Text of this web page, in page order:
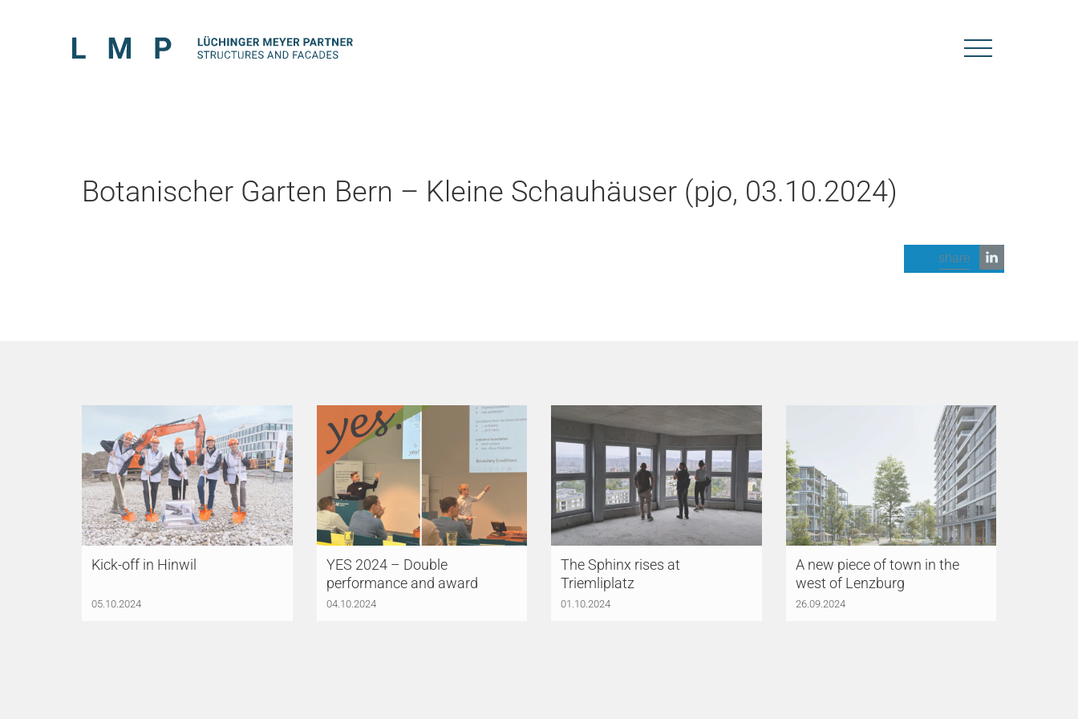
Botanischer Garten Bern – Kleine Schauhäuser (pjo, 03.10.2024)
share
Kick-off in Hinwil
05.10.2024
YES 2024 – Double
performance and award
04.10.2024
The Sphinx rises at
Triemliplatz
01.10.2024
A new piece of town in the
west of Lenzburg
26.09.2024